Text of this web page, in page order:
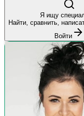
Я ищу
Найти, сравнить,
Войти